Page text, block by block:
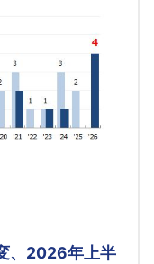
、2026年上半